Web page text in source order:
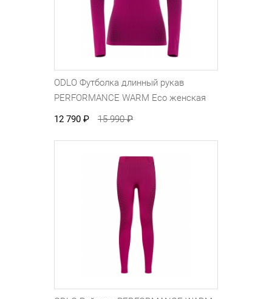
ODLO Футболка длинный рукав
PERFORMANCE WARM Eco женская
12 790 ₽ 15 990₽